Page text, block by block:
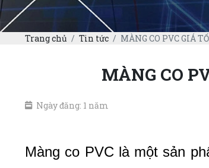
Trang chủ Tin tức MÀNG CO PVC GIÁ
MÀNG CO
Ngày đăng: 1 năm
Màng co PVC là một sản